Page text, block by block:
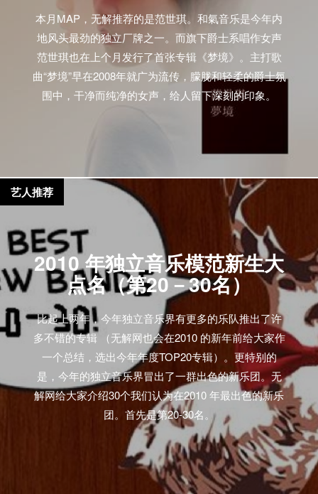
《再见珍妮》，并开展四城的小型巡演，和全新乐队
阵容一起演绎钉鞋、Trip-Hop、电子、复古流行等的融
合音乐。在此之前，Monster KaR首先在豆瓣小站发布
了新专辑中单曲”等圣诞“的官方MV。 “等圣诞”试听
[audio:https://www.wooozy.cn/wp-
content/uploads/audio/Monster%20KaR%20-
本月MAP，无解推荐的是范世琪。和氣音乐是今年内
地风头最劲的独立厂牌之一。而旗下爵士系唱作女声
范世琪也在上个月发行了首张专辑《梦境》。主打歌
曲“梦境”早在2008年就广为流传，朦胧和轻柔的爵士氛
围中，干净而纯净的女声，给人留下深刻的印象。
2010 年独立音乐模范新生大
点名（第20－30名）
比起上两年，今年独立音乐界有更多的乐队推出了许
多不错的专辑 （无解网也会在2010 的新年前给大家作
一个总结，选出今年年度TOP20专辑）。更特别的
是，今年的独立音乐界冒出了一群出色的新乐团。无
解网给大家介绍30个我们认为在2010 年最出色的新乐
团。首先是第20-30名。
艺人推荐